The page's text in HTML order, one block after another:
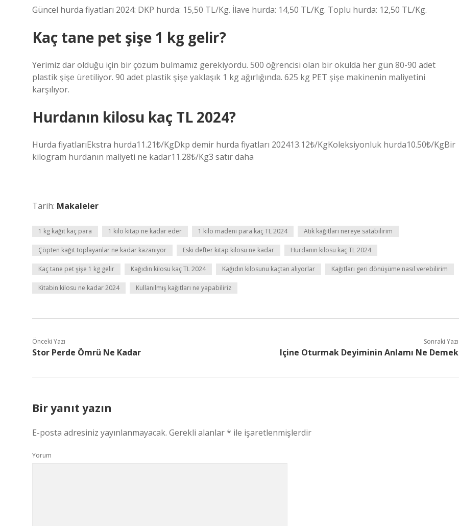
Güncel hurda fiyatları 2024: DKP hurda: 15,50 TL/Kg. İlave hurda: 14,50 TL/Kg. Toplu hurda: 12,50 TL/Kg.
Kaç tane pet şişe 1 kg gelir?
Yerimiz dar olduğu için bir çözüm bulmamız gerekiyordu. 500 öğrencisi olan bir okulda her gün 80-90 adet
plastik şişe üretiliyor. 90 adet plastik şişe yaklaşık 1 kg ağırlığında. 625 kg PET şişe makinenin maliyetini
karşılıyor.
Hurdanın kilosu kaç TL 2024?
Hurda fiyatlarıEkstra hurda11.21₺/KgDkp demir hurda fiyatları 202413.12₺/KgKoleksiyonluk hurda10.50₺/KgBir
kilogram hurdanın maliyeti ne kadar11.28₺/Kg3 satır daha
Tarih: Makaleler
1 kg kağıt kaç para 1 kilo kitap ne kadar eder 1 kilo madeni para kaç TL 2024 Atık kağıtları nereye satabilirim
Çöpten kağıt toplayanlar ne kadar kazanıyor Eski defter kitap kilosu ne kadar Hurdanın kilosu kaç TL 2024
Kaç tane pet şişe 1 kg gelir Kağıdın kilosu kaç TL 2024 Kağıdın kilosunu kaçtan alıyorlar Kağıtları geri dönüşüme nasıl verebilirim
Kitabin kilosu ne kadar 2024 Kullanılmış kağıtları ne yapabiliriz
Önceki Yazı
Stor Perde Ömrü Ne Kadar
Sonraki Yazı
Içine Oturmak Deyiminin Anlamı Ne Demek
Bir yanıt yazın
E-posta adresiniz yayınlanmayacak. Gerekli alanlar* ile işaretlenmişlerdir
Yorum